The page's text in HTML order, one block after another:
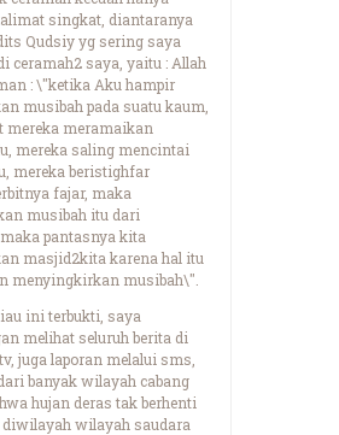
singkat, diantaranya
Qudsiy yg sering saya
ceramah2 saya, yaitu : Allah
: \"ketika Aku hampir
musibah pada suatu kaum,
mereka meramaikan
mereka saling mencintai
mereka beristighfar
fajar, maka
musibah itu dari
pantasnya kita
masjid2kita karena hal itu
menyingkirkan musibah\".
ini terbukti, saya
melihat seluruh berita di
juga laporan melalui sms,
banyak wilayah cabang
hujan deras tak berhenti
wilayah saudara